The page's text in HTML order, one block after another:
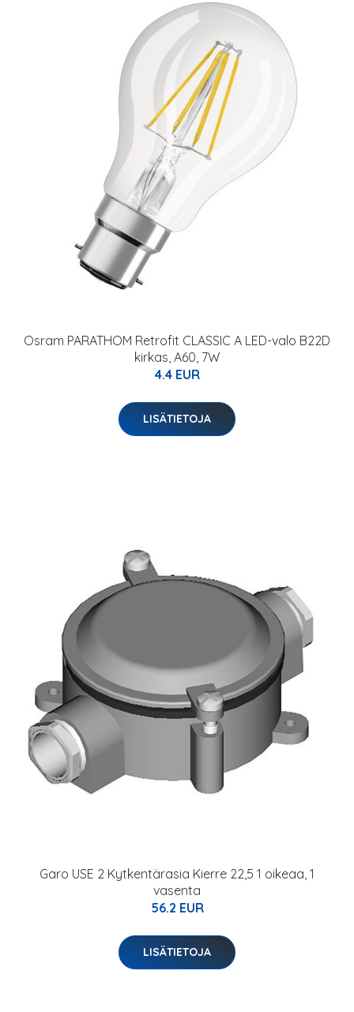
Osram PARATHOM Retrofit CLASSIC A LED-valo B22D
kirkas, A60, 7W
4.4 EUR
LISÄTIETOJA
Garo USE 2 Kytkentärasia Kierre 22,5 1 oikeaa, 1
vasenta
56.2 EUR
LISÄTIETOJA